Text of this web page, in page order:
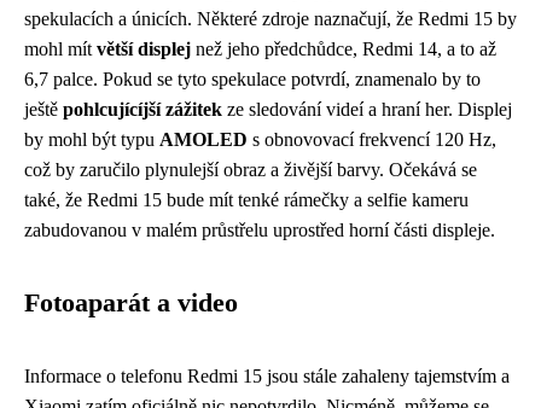
spekulacích a únicích. Některé zdroje naznačují, že Redmi 15 by
mohl mít větší displej než jeho předchůdce, Redmi 14, a to až
6,7 palce. Pokud se tyto spekulace potvrdí, znamenalo by to
ještě pohlcujícíjší zážitek ze sledování videí a hraní her. Displej
by mohl být typu AMOLED s obnovovací frekvencí 120 Hz,
což by zaručilo plynulejší obraz a živější barvy. Očekává se
také, že Redmi 15 bude mít tenké rámečky a selfie kameru
zabudovanou v malém průstřelu uprostřed horní části displeje.
Fotoaparát a video
Informace o telefonu Redmi 15 jsou stále zahaleny tajemstvím a